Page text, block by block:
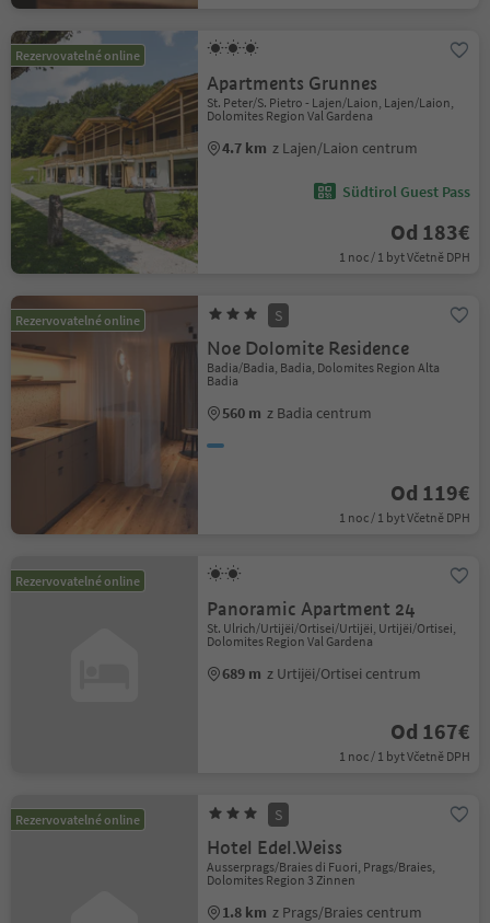
Rezervovatelné online
Apartments Grunnes
St. Peter/S. Pietro - Lajen/Laion, Lajen/Laion,
Dolomites Region Val Gardena
4.7 km z Lajen/Laion centrum
Südtirol Guest Pass
Od 183€
1 noc / 1 byt Včetně DPH
Rezervovatelné online S
Noe Dolomite Residence
Badia/Badia, Badia, Dolomites Region Alta
Badia
560 m z Badia centrum
Od 119€
1 noc / 1 byt Včetně DPH
Rezervovatelné online
Panoramic Apartment 24
St. Ulrich/Urtijëi/Ortisei/Urtijëi, Urtijëi/Ortisei,
Dolomites Region Val Gardena
689 m z Urtijëi/Ortisei centrum
Od 167€
1 noc / 1 byt Včetně DPH
Rezervovatelné online S
Hotel Edel.Weiss
Ausserprags/Braies di Fuori, Prags/Braies,
Dolomites Region 3 Zinnen
1.8 km z Prags/Braies centrum